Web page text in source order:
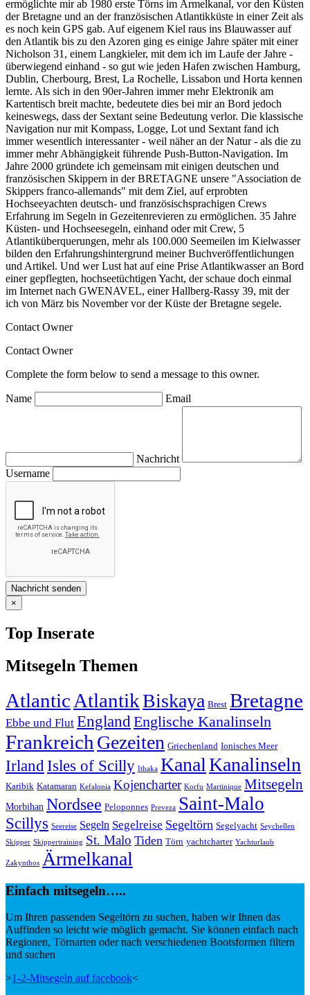
ermöglichte mir ab 1980 erste Törns im Ärmelkanal, vor den Küsten
der Bretagne und an der französischen Atlantikküste in einer Zeit als
es noch kein GPS gab. Auf eigenem Kiel raus ins Blauwasser auf
den Atlantik bis zu den Azoren ging es einige Jahre später mit einer
Nicholson 31, einem Langkieler, mit dem ich im Laufe der Jahre -
überwiegend einhand - so gut wie jeden Hafen zwischen Hamburg,
Dublin, Cherbourg, Brest, La Rochelle, Lissabon und Horta kennen
lernte. Als sich in den 90er-Jahren immer mehr Elektronik am
Kartentisch breit machte, bedeutete dies bei mir an Bord jedoch
keineswegs, dass der Sextant seine Bedeutung verlor. Die klassische
Navigation nur mit Kompass, Logge, Lot und Sextant fand ich
immer wesentlich interessanter - weil näher an der Natur - als die zu
immer mehr Abhängigkeit führende Push-Button-Navigation. Im
Jahre 2000 gründete ich gemeinsam mit einigen deutschen und
französischen Skippern in der BRETAGNE unsere "Association de
Skippers franco-allemands" mit dem Ziel, auf erprobten
Hochseeyachten deutsch- und französischsprachigen Crews
Erfahrung im Segeln in Gezeitenrevieren zu ermöglichen. 35 Jahre
Küsten- und Hochseesegeln, einhand oder mit Crew, 5
Atlantiküberquerungen, mehr als 100.000 Seemeilen im Kielwasser
bilden den Erfahrungshintergrund meiner Buchveröffentlichungen
und Artikel. Und wer Lust hat auf eine Prise Atlantikwasser an Bord
einer gepflegten, hochseetüchtigen Yacht, der schaue doch einmal
im Internet nach GWENAVEL, einer Hallberg-Rassy 39, mit der
ich von März bis November vor der Küste der Bretagne segele.
Contact Owner
Contact Owner
Complete the form below to send a message to this owner.
Name Email
Nachricht
Username
×
Top Inserate
Mitsegeln Themen
Atlantic AtlantikBiskaya Brest Bretagne
Ebbe und Flut England Englische Kanalinseln
Frankreich Gezeiten Griechenland Ionisches Meer
Irland Isles of Scilly Ithaka Kanal Kanalinseln
Karibik Katamaran Kefalonia Kojencharter Korfu Martinique Mitsegeln
Morbihan Nordsee Peloponnes Preveza Saint-Malo
Scillys Seereise Segeln Segelreise Segeltörn Segelyacht Seychellen
Skipper Skippertraining St. Malo Tiden Törn yachtcharter Yachturlaub
Zakynthos Ärmelkanal
Einfach mitsegeln…..
Um Ihren passenden Segeltörn zu suchen, haben wir Ihnen das
Auffinden so leicht wie möglich gemacht. Sie können einfach nach
Regionen, Törnarten oder nach verschiedenen Bootsformen filtern
und suchen
>1-2-Mitsegeln auf facebook<